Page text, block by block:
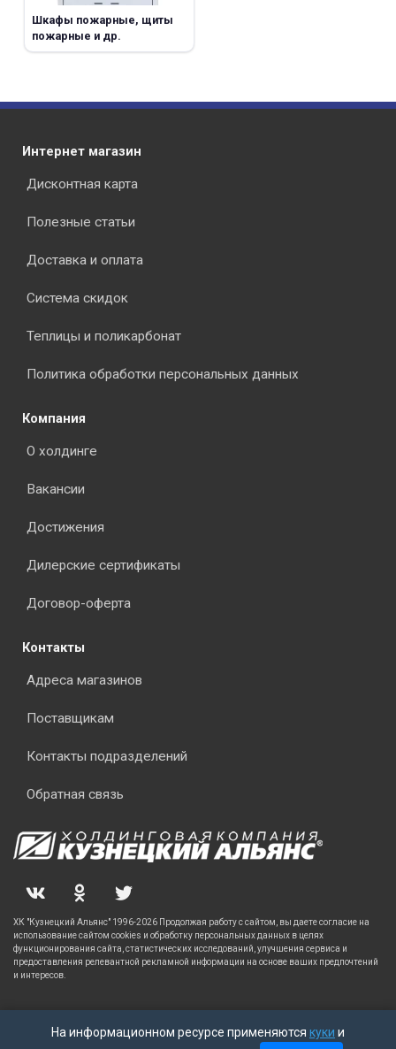
Шкафы пожарные, щиты
пожарные и др.
На информационном ресурсе применяются куки и
Интернет магазин
Дисконтная карта
Полезные статьи
Доставка и оплата
Система скидок
Теплицы и поликарбонат
Политика обработки персональных данных
Компания
О холдинге
Вакансии
Достижения
Дилерские сертификаты
Договор-оферта
Контакты
Адреса магазинов
Поставщикам
Контакты подразделений
Обратная связь
ХК "Кузнецкий Альянс" 1996-2026 Продолжая работу с сайтом, вы даете согласие на
использование сайтом cookies и обработку персональных данных в целях
функционирования сайта, статистических исследований, улучшения сервиса и
предоставления релевантной рекламной информации на основе ваших предпочтений
и интересов.